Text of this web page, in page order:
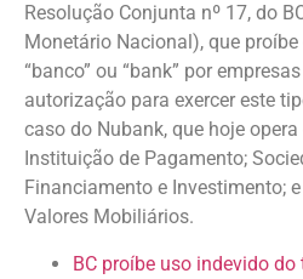
Resolução Conjunta nº 17, do
Monetário Nacional), que
“banco” ou “bank” por
autorização para exercer este
caso do Nubank, que hoje
Instituição de Pagamento;
Financiamento e Investimento;
Valores Mobiliários.
BC proíbe uso indevido do